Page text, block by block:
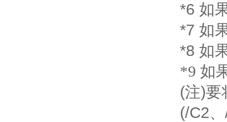
*6 如
*7 如
*8 如
*9 如
(注)要
(/C2